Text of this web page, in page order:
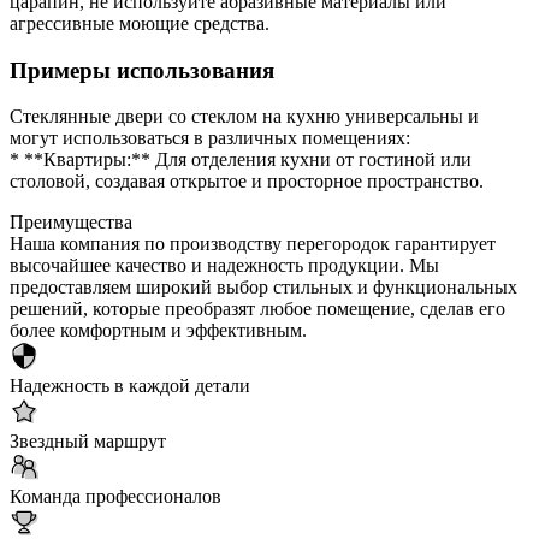
агрессивные моющие средства.
Примеры использования
Стеклянные двери со стеклом на кухню универсальны и
могут использоваться в различных помещениях:
* **Квартиры:** Для отделения кухни от гостиной или
столовой, создавая открытое и просторное пространство.
Преимущества
Наша компания по производству перегородок гарантирует
высочайшее качество и надежность продукции. Мы
предоставляем широкий выбор стильных и функциональных
решений, которые преобразят любое помещение, сделав его
более комфортным и эффективным.
Надежность в каждой детали
Звездный маршрут
Команда профессионалов